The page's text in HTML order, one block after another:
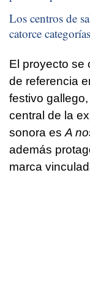
Los centros de
catorce
El proyecto se
de referencia
festivo
central de la
sonora es A
además
marca